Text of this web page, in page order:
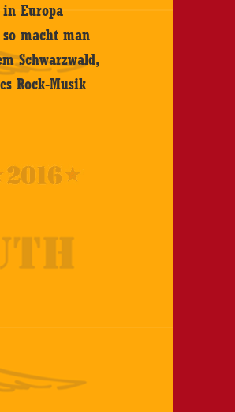
in Europa
macht man
Schwarzwald,
Rock-Musik